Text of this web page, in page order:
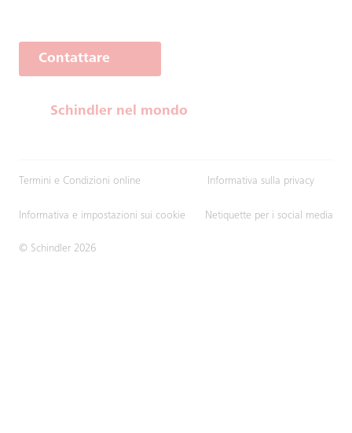
Contattare
Schindler nel mondo
© Schindler 2026
Termini e Condizioni online Informativa sulla privacy
Informativa e impostazioni sui cookie Netiquette per i social media